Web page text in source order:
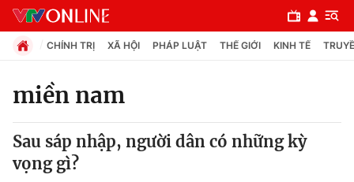
Chuyên mục
Chính trị
CHÍNH TRỊ XÃ HỘI PHÁP LUẬT THẾ GIỚI KINH TẾ
miền nam
Sau sáp nhập, người dân có những kỳ
vọng gì?